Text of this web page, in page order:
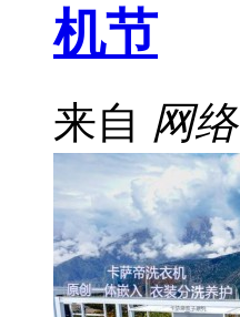
机节
来自 网络